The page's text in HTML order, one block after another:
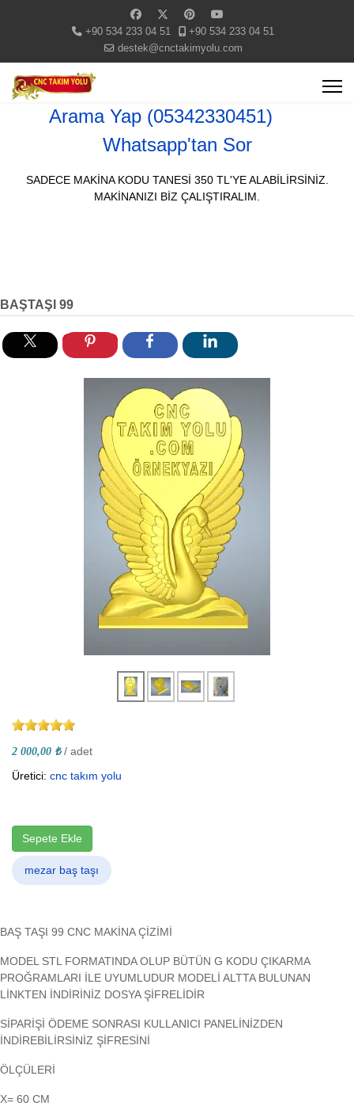
+90 534 233 04 51
+90 534 233 04 51
destek@cnctakimyolu.com
Arama Yap (05342330451)
Whatsapp'tan Sor
SADECE MAKİNA KODU TANESİ 350 TL'YE ALABİLİRSİNİZ.
MAKİNANIZI BİZ ÇALIŞTIRALIM.
BAŞTAŞI 99
2 000,00 ₺ / adet
Üretici: cnc takım yolu
Sepete Ekle
mezar baş taşı
BAŞ TAŞI 99 CNC MAKİNA ÇİZİMİ
MODEL STL FORMATINDA OLUP BÜTÜN G KODU ÇIKARMA
PROĞRAMLARI İLE UYUMLUDUR MODELİ ALTTA BULUNAN
LİNKTEN İNDİRİNİZ DOSYA ŞİFRELİDİR
SİPARİŞİ ÖDEME SONRASI KULLANICI PANELİNİZDEN
İNDİREBİLİRSİNİZ ŞİFRESİNİ
ÖLÇÜLERİ
X= 60 CM